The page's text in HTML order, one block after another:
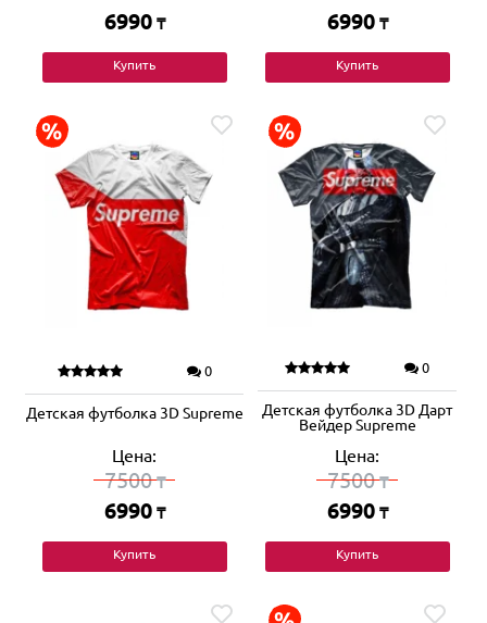
6990 ₸
Купить
6990 ₸
Купить
0
Детская футболка 3D Supreme
Цена:
7500₸
6990 ₸
Купить
0
Детская футболка 3D Дарт
Вейдер Supreme
Цена:
7500₸
6990 ₸
Купить